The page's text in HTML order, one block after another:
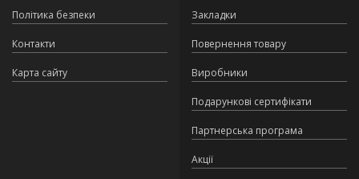
Політика безпеки
Контакти
Карта сайту
Закладки
Повернення товару
Виробники
Подарункові сертифікати
Партнерська програма
Акції